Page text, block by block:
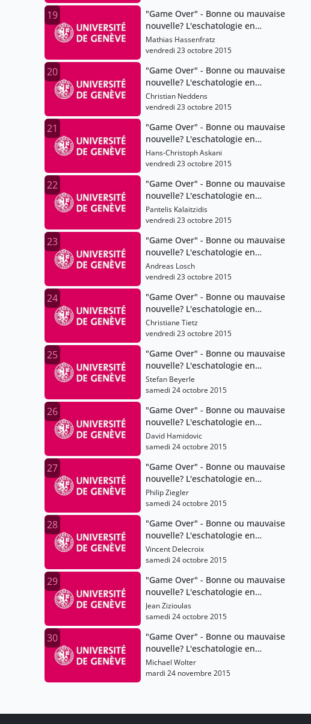
19
"Game Over" - Bonne ou mauvaise
nouvelle? L'eschatologie en
question
Mathias Hassenfratz
vendredi 23 octobre 2015
20
"Game Over" - Bonne ou mauvaise
nouvelle? L'eschatologie en
question
Christian Neddens
vendredi 23 octobre 2015
21
"Game Over" - Bonne ou mauvaise
nouvelle? L'eschatologie en
question
Hans-Christoph Askani
vendredi 23 octobre 2015
22
"Game Over" - Bonne ou mauvaise
nouvelle? L'eschatologie en
question
Pantelis Kalaitzidis
vendredi 23 octobre 2015
23
"Game Over" - Bonne ou mauvaise
nouvelle? L'eschatologie en
question
Andreas Losch
vendredi 23 octobre 2015
24
"Game Over" - Bonne ou mauvaise
nouvelle? L'eschatologie en
question
Christiane Tietz
vendredi 23 octobre 2015
25
"Game Over" - Bonne ou mauvaise
nouvelle? L'eschatologie en
question
Stefan Beyerle
samedi 24 octobre 2015
26
"Game Over" - Bonne ou mauvaise
nouvelle? L'eschatologie en
question
David Hamidovic
samedi 24 octobre 2015
27
"Game Over" - Bonne ou mauvaise
nouvelle? L'eschatologie en
question
Philip Ziegler
samedi 24 octobre 2015
28
"Game Over" - Bonne ou mauvaise
nouvelle? L'eschatologie en
question
Vincent Delecroix
samedi 24 octobre 2015
29
"Game Over" - Bonne ou mauvaise
nouvelle? L'eschatologie en
question
Jean Zizioulas
samedi 24 octobre 2015
30
"Game Over" - Bonne ou mauvaise
nouvelle? L'eschatologie en
question
Michael Wolter
mardi 24 novembre 2015